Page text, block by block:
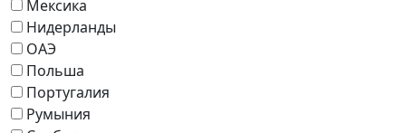
Мексика
Нидерланды
ОАЭ
Польша
Португалия
Румыния